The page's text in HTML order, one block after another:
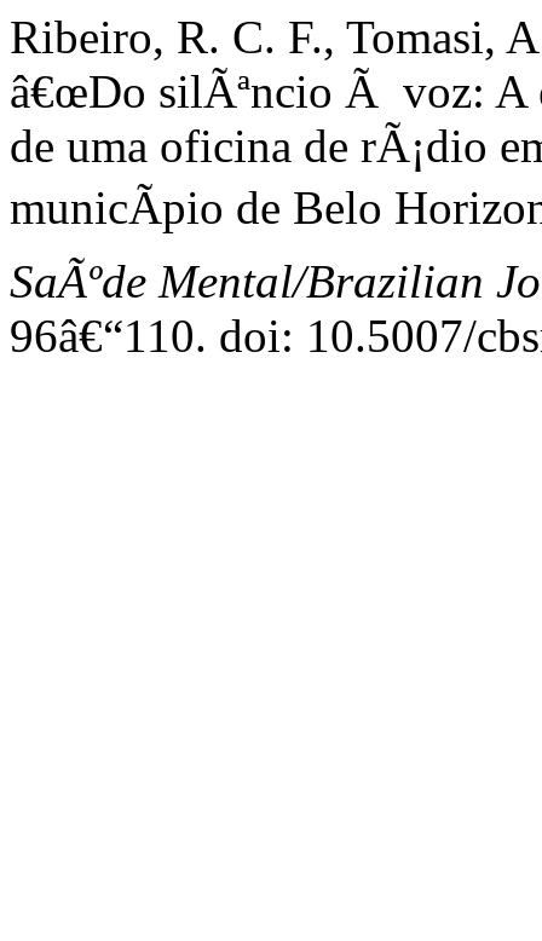
Ribeiro, R. C. F., Tomasi,
â€œDo silÃªncio Ã voz: A
de uma oficina de rÃ¡dio
municÃ­pio de Belo
SaÃºde Mental/Brazilian
96â€“110. doi: 10.5007/